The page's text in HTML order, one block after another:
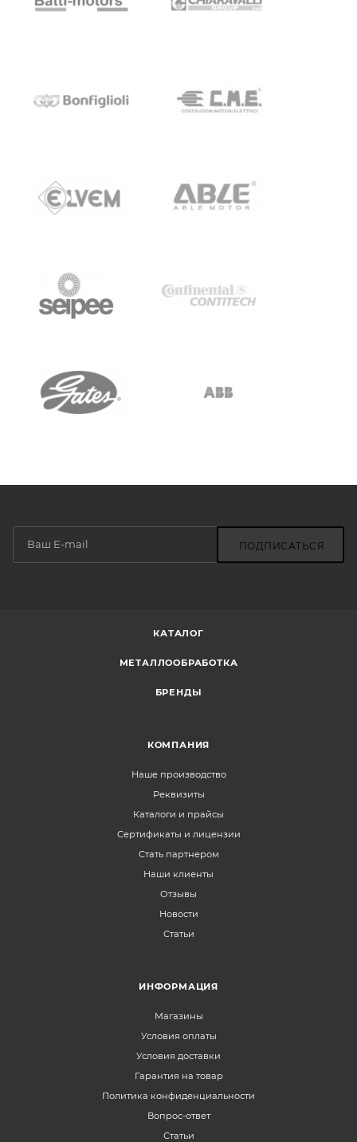
ПОДПИСАТЬСЯ
КАТАЛОГ
МЕТАЛЛООБРАБОТКА
БРЕНДЫ
КОМПАНИЯ
Наше производство
Реквизиты
Каталоги и прайсы
Сертификаты и лицензии
Стать партнером
Наши клиенты
Отзывы
Новости
Статьи
ИНФОРМАЦИЯ
Магазины
Условия оплаты
Условия доставки
Гарантия на товар
Политика конфиденциальности
Вопрос-ответ
Статьи